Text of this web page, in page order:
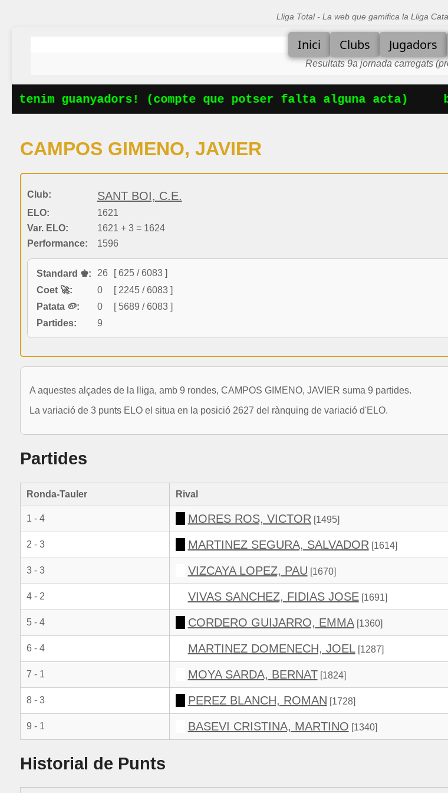
Lliga Total - La web que gamifica la Lliga
Inici Clubs Jugadors
Resultats 9a jornada carregats
guanyadors! (compte que potser falta alguna acta)
CAMPOS GIMENO, JAVIER
Club: SANT BOI, C.E.
ELO:
1621
Var. ELO:
1621 + 3 = 1624
Performance:
1596
Standard ♚: 26
[ 625 / 6083 ]
Coet 🚀:
0
[ 2245 / 6083 ]
Patata 🥔:
0
[ 5689 / 6083 ]
Partides:
9
A aquestes alçades de la lliga, amb 9 rondes, CAMPOS GIMENO, JAVIER suma 9 partides.
La variació de 3 punts ELO el situa en la posició 2627 del rànquing de variació d'ELO.
Partides
Ronda-Tauler Rival
1 - 4 MORES ROS, VICTOR [1495]
2 - 3 MARTINEZ SEGURA, SALVADOR [1614]
3 - 3 VIZCAYA LOPEZ, PAU [1670]
4 - 2 VIVAS SANCHEZ, FIDIAS JOSE[1691]
5 - 4 CORDERO GUIJARRO, EMMA[1360]
6 - 4 MARTINEZ DOMENECH, JOEL[1287]
7 - 1 MOYA SARDA, BERNAT [1824]
8 - 3 PEREZ BLANCH, ROMAN [1728]
9 - 1 BASEVI CRISTINA, MARTINO [1340]
Historial de Punts